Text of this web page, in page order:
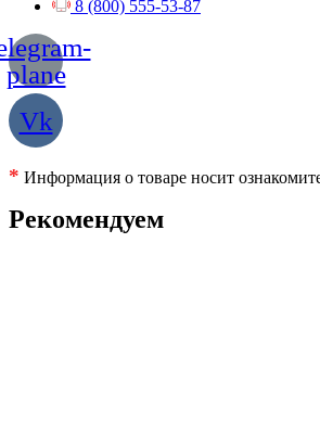
8 (800) 555-53-87
plane
Vk
* Информация о товаре носит
Рекомендуем